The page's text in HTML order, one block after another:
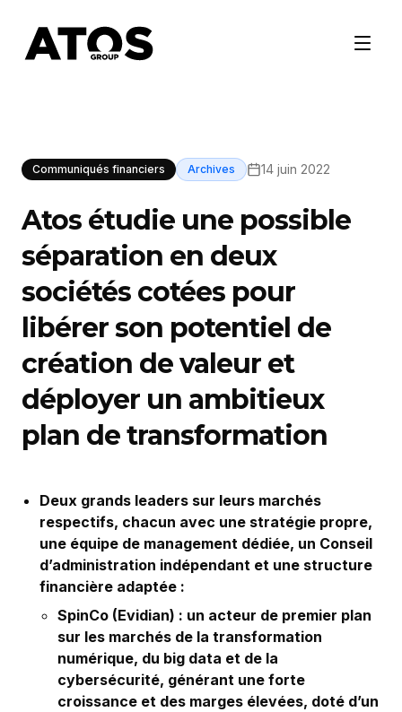
Communiqués financiers Archives 14 juin 2022
Atos étudie une possible
séparation en deux
sociétés cotées pour
libérer son potentiel de
création de valeur et
déployer un ambitieux
plan de transformation
Deux grands leaders sur leurs marchés
respectifs, chacun avec une stratégie propre,
une équipe de management dédiée, un Conseil
d’administration indépendant et une structure
financière adaptée :
SpinCo (Evidian) : un acteur de premier plan
sur les marchés de la transformation
numérique, du big data et de la
cybersécurité, générant une forte
croissance et des marges élevées, doté d’un